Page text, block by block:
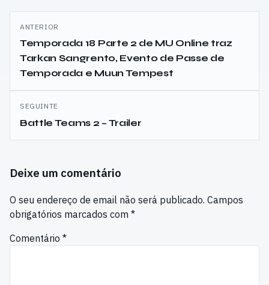
Navegação
de
artigos
ANTERIOR
Temporada 18 Parte 2 de MU Online traz
Tarkan Sangrento, Evento de Passe de
Temporada e Muun Tempest
SEGUINTE
Battle Teams 2 – Trailer
Deixe um comentário
O seu endereço de email não será publicado. Campos
obrigatórios marcados com *
Comentário *